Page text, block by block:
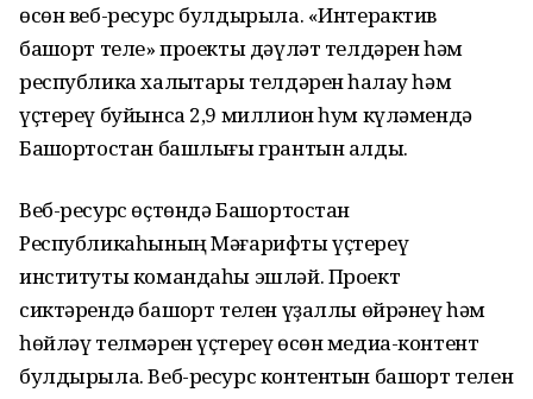
өсөн веб-ресурс булдырыла. «Интерактив
башҡорт теле» проекты дәүләт телдәрен һәм
республика халыҡтары телдәрен һаҡлау һәм
үҫтереү буйынса 2,9 миллион һум күләмендә
Башҡортостан башлығы грантын алды.
Веб-ресурс өҫтөндә Башҡортостан
Республикаһының Мәғарифты үҫтереү
институты командаһы эшләй. Проект
сиктәрендә башҡорт телен үҙаллы өйрәнеү һәм
һөйләү телмәрен үҫтереү өсөн медиа-контент
булдырыла. Веб-ресурс контентын башҡорт телен